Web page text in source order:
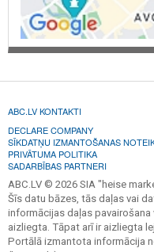
ABC.LV KONTAKTI
DECLARE COMPANY
SĪKDATŅU IZMANTOŠANAS
PRIVĀTUMA POLITIKA
SADARBĪBAS PARTNERI
ABC.LV © 2026 SIA "heise
Šīs datu bāzes, tās daļas vai
informācijas daļas
aizliegta. Tāpat arī ir aizliegta
Portālā izmantota informācija